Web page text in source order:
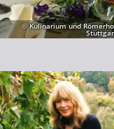
© Kulinarium und